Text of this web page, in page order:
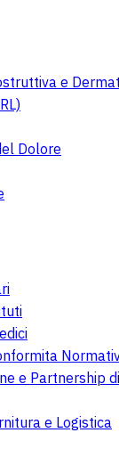
e
Dolore
e Partnership
e Logistica